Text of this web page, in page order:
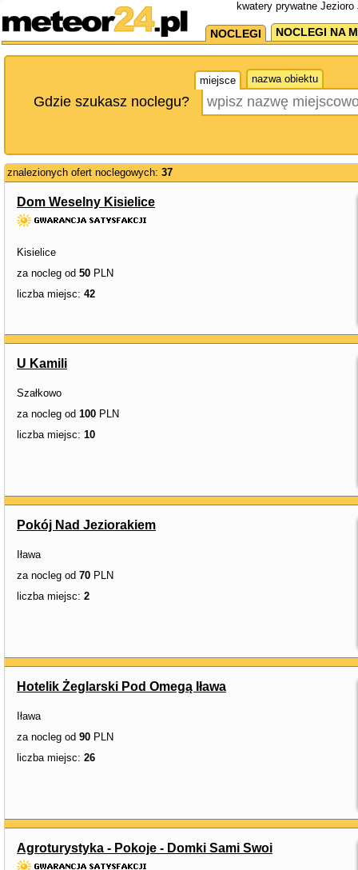
kwatery prywatne
NOCLEGI NOCLEGI NA
miejsce nazwa obiektu
Gdzie szukasz noclegu?
znalezionych ofert noclegowych: 37
Dom Weselny Kisielice
Kisielice
za nocleg od 50 PLN
liczba miejsc: 42
U Kamili
Szałkowo
za nocleg od 100 PLN
liczba miejsc: 10
Pokój Nad Jeziorakiem
Iława
za nocleg od 70 PLN
liczba miejsc: 2
Hotelik Żeglarski Pod Omegą Iława
Iława
za nocleg od 90 PLN
liczba miejsc: 26
Agroturystyka - Pokoje - Domki Sami Swoi